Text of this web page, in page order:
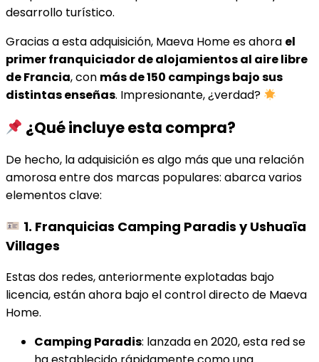
desarrollo turístico.
Gracias a esta adquisición, Maeva Home es ahora el
primer franquiciador de alojamientos al aire libre
de Francia, con más de 150 campings bajo sus
distintas enseñas. Impresionante, ¿verdad?
¿Qué incluye esta compra?
De hecho, la adquisición es algo más que una relación
amorosa entre dos marcas populares: abarca varios
elementos clave:
1. Franquicias Camping Paradis y Ushuaïa
Villages
Estas dos redes, anteriormente explotadas bajo
licencia, están ahora bajo el control directo de Maeva
Home.
Camping Paradis: lanzada en 2020, esta red se